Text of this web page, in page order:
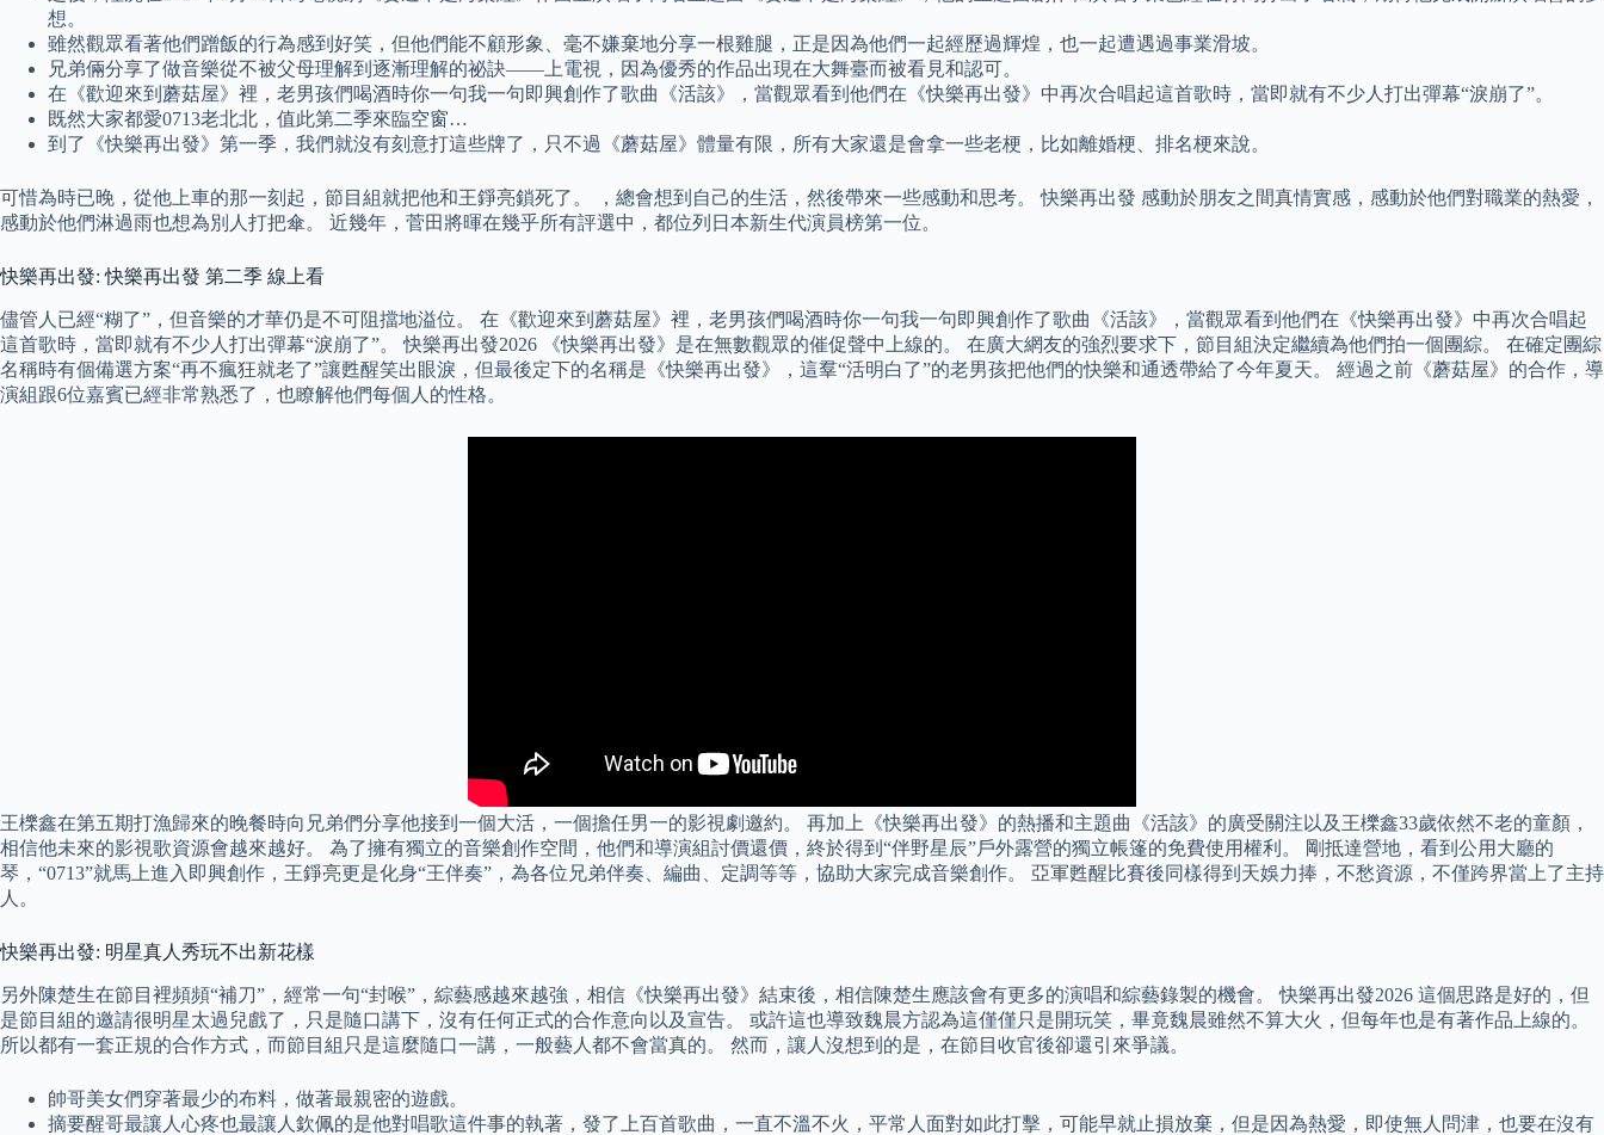
想。
雖然觀眾看著他們蹭飯的行為感到好笑，但他們能不顧形象、毫不嫌棄地分享一根雞腿，正是因為他們一起經歷過輝煌，也一起遭遇過事業滑坡。
兄弟倆分享了做音樂從不被父母理解到逐漸理解的祕訣——上電視，因為優秀的作品出現在大舞臺而被看見和認可。
在《歡迎來到蘑菇屋》裡，老男孩們喝酒時你一句我一句即興創作了歌曲《活該》，當觀眾看到他們在《快樂再出發》中再次合唱起這首歌時，當即就有不少人打出彈幕“淚崩了”。
既然大家都愛0713老北北，值此第二季來臨空窗…
到了《快樂再出發》第一季，我們就沒有刻意打這些牌了，只不過《蘑菇屋》體量有限，所有大家還是會拿一些老梗，比如離婚梗、排名梗來說。
可惜為時已晚，從他上車的那一刻起，節目組就把他和王錚亮鎖死了。 ，總會想到自己的生活，然後帶來一些感動和思考。 快樂再出發 感動於朋友之間真情實感，感動於他們對職業的熱愛，
感動於他們淋過雨也想為別人打把傘。 近幾年，菅田將暉在幾乎所有評選中，都位列日本新生代演員榜第一位。
快樂再出發: 快樂再出發 第二季 線上看
儘管人已經“糊了”，但音樂的才華仍是不可阻擋地溢位。 在《歡迎來到蘑菇屋》裡，老男孩們喝酒時你一句我一句即興創作了歌曲《活該》，當觀眾看到他們在《快樂再出發》中再次合唱起
這首歌時，當即就有不少人打出彈幕“淚崩了”。 快樂再出發2026 《快樂再出發》是在無數觀眾的催促聲中上線的。 在廣大網友的強烈要求下，節目組決定繼續為他們拍一個團綜。 在確定團綜
名稱時有個備選方案“再不瘋狂就老了”讓甦醒笑出眼淚，但最後定下的名稱是《快樂再出發》，這羣“活明白了”的老男孩把他們的快樂和通透帶給了今年夏天。 經過之前《蘑菇屋》的合作，導
演組跟6位嘉賓已經非常熟悉了，也瞭解他們每個人的性格。
王櫟鑫在第五期打漁歸來的晚餐時向兄弟們分享他接到一個大活，一個擔任男一的影視劇邀約。 再加上《快樂再出發》的熱播和主題曲《活該》的廣受關注以及王櫟鑫33歲依然不老的童顏，
相信他未來的影視歌資源會越來越好。 為了擁有獨立的音樂創作空間，他們和導演組討價還價，終於得到“伴野星辰”戶外露營的獨立帳篷的免費使用權利。 剛抵達營地，看到公用大廳的
琴，“0713”就馬上進入即興創作，王錚亮更是化身“王伴奏”，為各位兄弟伴奏、編曲、定調等等，協助大家完成音樂創作。 亞軍甦醒比賽後同樣得到天娛力捧，不愁資源，不僅跨界當上了主持
人。
快樂再出發: 明星真人秀玩不出新花樣
另外陳楚生在節目裡頻頻“補刀”，經常一句“封喉”，綜藝感越來越強，相信《快樂再出發》結束後，相信陳楚生應該會有更多的演唱和綜藝錄製的機會。 快樂再出發2026 這個思路是好的，但
是節目組的邀請很明星太過兒戲了，只是隨口講下，沒有任何正式的合作意向以及宣告。 或許這也導致魏晨方認為這僅僅只是開玩笑，畢竟魏晨雖然不算大火，但每年也是有著作品上線的。
所以都有一套正規的合作方式，而節目組只是這麼隨口一講，一般藝人都不會當真的。 然而，讓人沒想到的是，在節目收官後卻還引來爭議。
帥哥美女們穿著最少的布料，做著最親密的遊戲。
摘要醒哥最讓人心疼也最讓人欽佩的是他對唱歌這件事的執著，發了上百首歌曲，一直不溫不火，平常人面對如此打擊，可能早就止損放棄，但是因為熱愛，即使無人問津，也要在沒有